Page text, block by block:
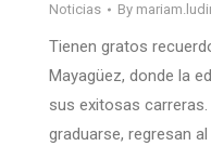
Noticias By
Tienen gratos
Mayagüez, donde la
sus exitosas
graduarse, regresan